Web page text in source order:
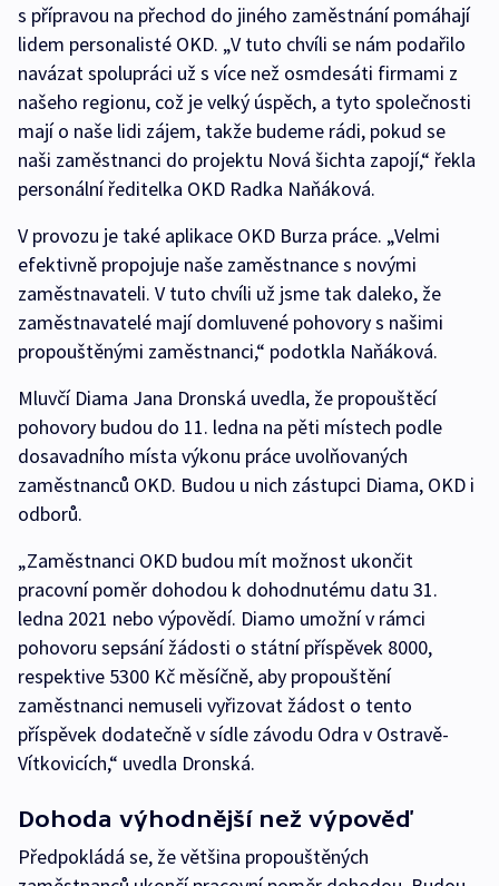
s přípravou na přechod do jiného zaměstnání pomáhají
lidem personalisté OKD. „V tuto chvíli se nám podařilo
navázat spolupráci už s více než osmdesáti firmami z
našeho regionu, což je velký úspěch, a tyto společnosti
mají o naše lidi zájem, takže budeme rádi, pokud se
naši zaměstnanci do projektu Nová šichta zapojí,“ řekla
personální ředitelka OKD Radka Naňáková.
V provozu je také aplikace OKD Burza práce. „Velmi
efektivně propojuje naše zaměstnance s novými
zaměstnavateli. V tuto chvíli už jsme tak daleko, že
zaměstnavatelé mají domluvené pohovory s našimi
propouštěnými zaměstnanci,“ podotkla Naňáková.
Mluvčí Diama Jana Dronská uvedla, že propouštěcí
pohovory budou do 11. ledna na pěti místech podle
dosavadního místa výkonu práce uvolňovaných
zaměstnanců OKD. Budou u nich zástupci Diama, OKD i
odborů.
„Zaměstnanci OKD budou mít možnost ukončit
pracovní poměr dohodou k dohodnutému datu 31.
ledna 2021 nebo výpovědí. Diamo umožní v rámci
pohovoru sepsání žádosti o státní příspěvek 8000,
respektive 5300 Kč měsíčně, aby propouštění
zaměstnanci nemuseli vyřizovat žádost o tento
příspěvek dodatečně v sídle závodu Odra v Ostravě-
Vítkovicích,“ uvedla Dronská.
Dohoda výhodnější než výpověď
Předpokládá se, že většina propouštěných